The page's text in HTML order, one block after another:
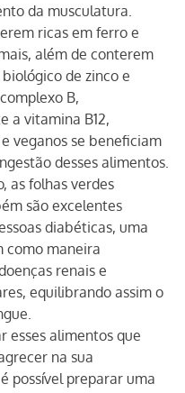
da musculatura.
ricas em ferro e
além de conterem
de zinco e
B,
a vitamina B12,
veganos se beneficiam
desses alimentos.
as folhas verdes
são excelentes
diabéticas, uma
como maneira
renais e
equilibrando assim o
esses alimentos que
na sua
possível preparar uma